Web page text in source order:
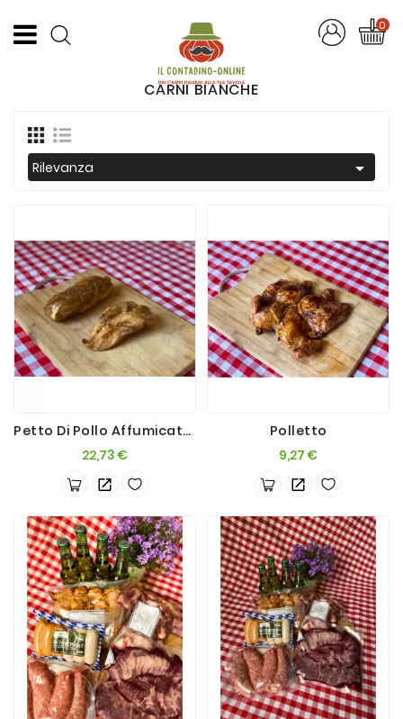
Frutta
Verdura
Salumi
Succhi
Di
Frutta
Pasta
Passate
Vini
Birre
0
CARNI BIANCHE
Rilevanza 
Petto Di Pollo Affumicato 1500g
22,73 €Prezzo
Polletto
9,27 €Prezzo